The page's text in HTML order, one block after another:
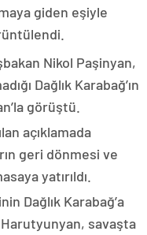
giden eşiyle
Nikol Paşinyan,
Dağlık Karabağ’ın
görüştü.
açıklamada
geri dönmesi ve
yatırıldı.
Dağlık Karabağ’a
savaşta